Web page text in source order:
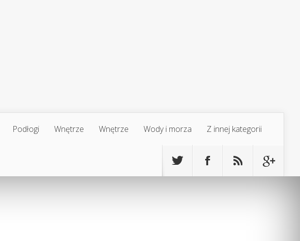
Podłogi Wnętrze Wnętrze Wody i morza Z innej kategorii